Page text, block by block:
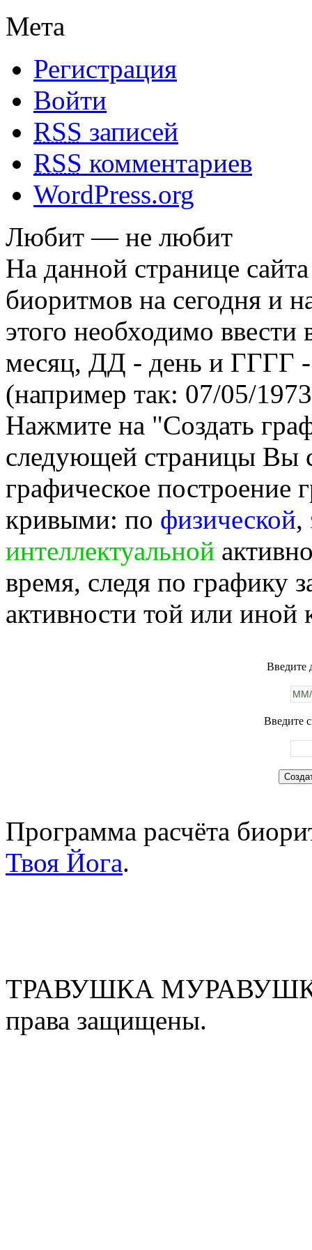
Мета
Регистрация
Войти
RSS записей
RSS комментариев
WordPress.org
Любит — не любит
На данной странице
биоритмов на сегодня и
этого необходимо
месяц, ДД - день и ГГГГ -
(например так: 07/05/
Нажмите на "Создать
следующей страницы Вы
графическое построение
кривыми: по физической,
интеллектуальной
время, следя по графику
активности той или иной
Введите
Введите
Программа расчёта
Твоя Йога.
ТРАВУШКА
права защищены.